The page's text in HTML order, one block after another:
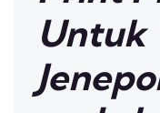
Untuk